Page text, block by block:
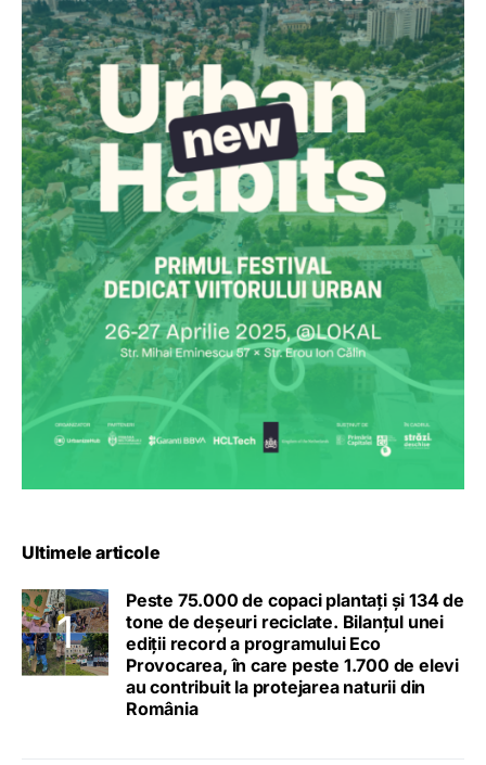
Ultimele articole
Peste 75.000 de copaci plantați și 134 de
tone de deșeuri reciclate. Bilanțul unei
ediții record a programului Eco
Provocarea, în care peste 1.700 de elevi
au contribuit la protejarea naturii din
România